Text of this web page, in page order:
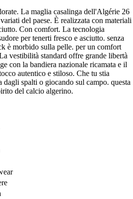
La maglia casalinga dell'Algérie 26
del paese. È realizzata con materiali
Con comfort. La tecnologia
per tenerti fresco e asciutto. senza
è morbido sulla pelle. per un comfort
vestibilità standard offre grande libertà
con la bandiera nazionale ricamata e il
autentico e stiloso. Che tu stia
dagli spalti o giocando sul campo. questa
del calcio algerino.